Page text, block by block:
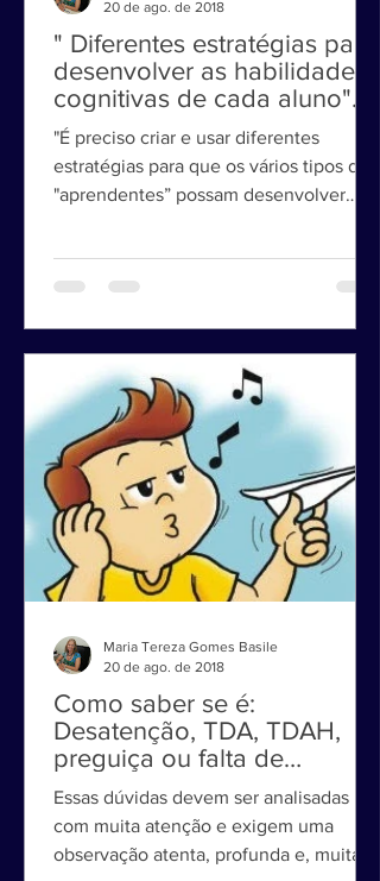
" Diferentes estratégias para
desenvolver as habilidades
cognitivas de cada aluno".
"É preciso criar e usar diferentes
suas habilidades cognitivas."...
Maria Tereza Gomes Basile
20 de ago. de 2018
Como saber se é:
Desatenção, TDA, TDAH,
preguiça ou falta de
motivação?
Essas dúvidas devem ser analisadas
Maria Tereza Gomes Basile
20 de ago. de 2018